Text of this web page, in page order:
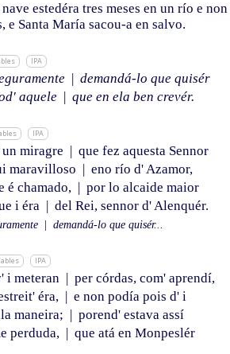
estedéra tres meses en un río e
e Santa María sacou-a en salvo.
IPA
| demandá-lo que quisér
aquele | que en ela ben crevér.
IPA
miragre | que fez aquesta Sennor
maravilloso | eno río d' Azamor,
é chamado, | por lo alcaide maior
i éra | del Rei, sennor d' Alenquér.
demandá-lo que quisér...
IPA
i meteran | per córdas, com' aprendí,
éra, | e non podía pois d' i
maneira; | porend' estava assí
perduda, | que atá en Monpeslér